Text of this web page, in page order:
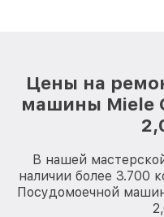
Цены на
машины Miele
В нашей
наличии более 3.700
Посудомоечной